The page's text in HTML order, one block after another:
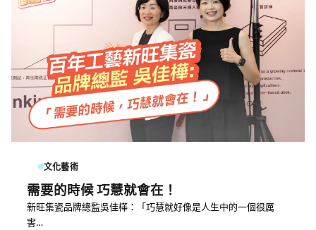
文化藝術
需要的時候 巧慧就會在！
新旺集瓷品牌總監吳佳樺：「巧慧就好像是人生中的一個很厲
害…